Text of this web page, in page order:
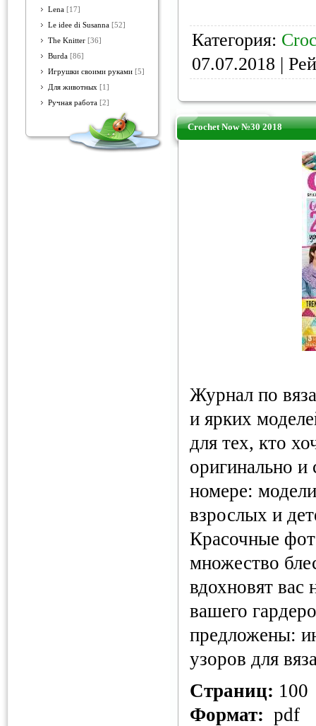
Lena [17]
Le idee di Susanna [52]
The Knitter [36]
Burda [86]
Игрушки своими руками [5]
Для животных [1]
Ручная работа [2]
Категория:
07.07.2018 |
Crochet Now №30 2018
Журнал по
и ярких
для тех, кто
оригинально
номере:
взрослых и
Красочные
множество
вдохновят вас
вашего
предложены:
узоров для
Страниц: 100
Формат: pdf